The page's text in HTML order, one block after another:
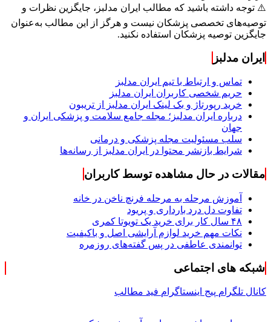
⚠️ توجه داشته باشید که مطالب ایران مدلبز، جایگزین نظرات و
توصیه‌های تخصصی پزشکان نیست و هرگز از این مطالب به‌عنوان
جایگزین توصیه پزشکان استفاده نکنید.
ایران مدلبز
تماس و ارتباط با تیم ایران مدلبز
حریم شخصی کاربران ایران مدلبز
خرید رپورتاژ و بک لینک ایران مدلبز از تریبون
درباره ایران مدلبز؛ مجله جامع سلامت و پزشکی ایران و
جهان
سلب مسئولیت مجله پزشکی و درمانی
شرایط بازنشر محتوا در ایران مدلبز از رسانه‌ها
مقالات در حال مشاهده توسط کاربران
آموزش مرحله به مرحله فرنچ ناخن در خانه
تفاوت دل درد بارداری و پریود
۴۸ سال کار برای خرید یک تویوتا کمری
نکات مهم خرید لوازم آرایشی اصل و باکیفیت
توانمندی عاطفی در پس گفته‌های روزمره
شبکه های اجتماعی
کانال تلگرام پیج اینستاگرام فید مطالب